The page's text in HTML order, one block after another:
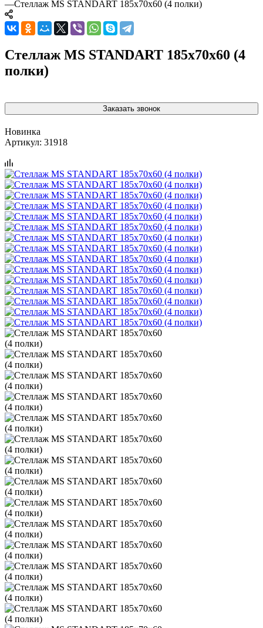
—Стеллаж MS STANDART 185х70х60 (4 полки)
Стеллаж MS STANDART 185х70х60 (4
полки)
Заказать звонок
Новинка
Артикул: 31918